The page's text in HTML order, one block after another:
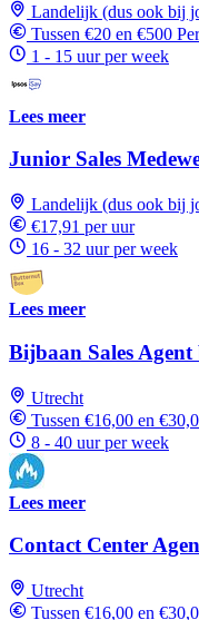
Landelijk (dus ook bij
Tussen €20 en €500
1 - 15 uur per week
Lees meer
Junior Sales
Landelijk (dus ook bij
€17,91 per uur
16 - 32 uur per week
Lees meer
Bijbaan Sales
Utrecht
Tussen €16,00 en
8 - 40 uur per week
Lees meer
Contact Center
Utrecht
Tussen €16,00 en